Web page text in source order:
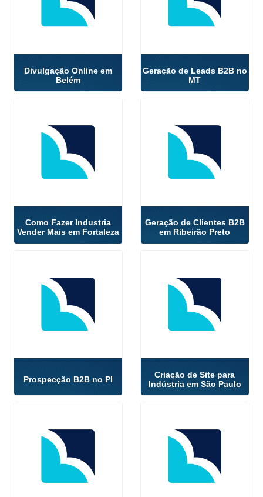
Divulgação Online em
Belém
Geração de Leads B2B no
MT
Como Fazer Industria
Vender Mais em Fortaleza
Geração de Clientes B2B
em Ribeirão Preto
Prospecção B2B no PI
Criação de Site para
Indústria em São Paulo